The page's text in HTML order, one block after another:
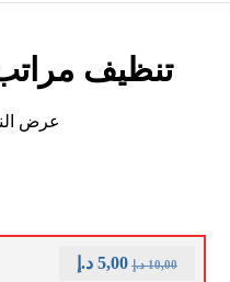
تنظيف
عرض
10,00 د.إ 5,00 د.إ